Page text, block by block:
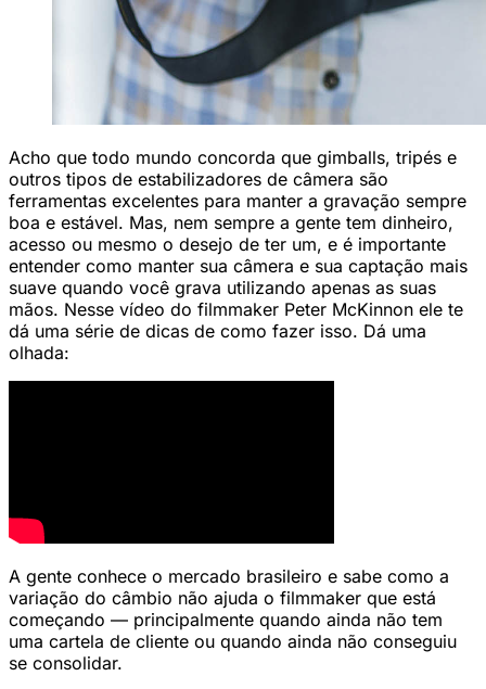
Acho que todo mundo concorda que gimballs, tripés e
outros tipos de estabilizadores de câmera são
ferramentas excelentes para manter a gravação sempre
boa e estável. Mas, nem sempre a gente tem dinheiro,
acesso ou mesmo o desejo de ter um, e é importante
entender como manter sua câmera e sua captação mais
suave quando você grava utilizando apenas as suas
mãos. Nesse vídeo do filmmaker Peter McKinnon ele te
dá uma série de dicas de como fazer isso. Dá uma
olhada:
A gente conhece o mercado brasileiro e sabe como a
variação do câmbio não ajuda o filmmaker que está
começando — principalmente quando ainda não tem
uma cartela de cliente ou quando ainda não conseguiu
se consolidar.